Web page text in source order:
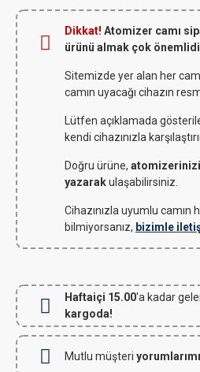
Dikkat! Atomizer camı
ürünü almak çok
Sitemizde yer alan her
camın uyacağı cihazın
Lütfen açıklamada
kendi cihazınızla
Doğru ürüne,
yazarakulaşabilirsiniz.
Cihazınızla uyumlu camın
bilmiyorsanız, bizimle
Haftaiçi 15.00'a kadar
kargoda!
Mutlu müşteri